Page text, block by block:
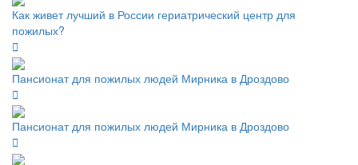
Как живет лучший в России гериатрический центр для
пожилых?
Пансионат для пожилых людей Мирника в Дроздово
Пансионат для пожилых людей Мирника в Дроздово